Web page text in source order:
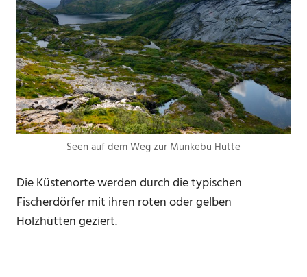
Seen auf dem Weg zur Munkebu Hütte
Die Küstenorte werden durch die typischen
Fischerdörfer mit ihren roten oder gelben
Holzhütten geziert.